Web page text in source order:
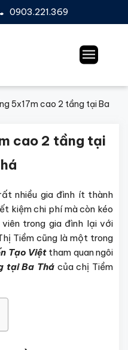
0903.221.369
5x17m cao 2 tầng tại Ba
cao 2 tầng tại
nhiều gia đình ít thành
kiệm chi phí mà còn kéo
trong gia đình lại với
Tiềm cũng là một trong
Tạo Việttham quan ngôi
tại Ba Thá của chị Tiềm